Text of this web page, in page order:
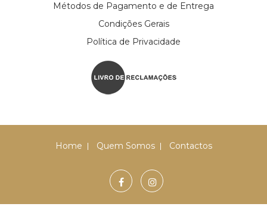
Métodos de Pagamento e de Entrega
Condições Gerais
Política de Privacidade
Home Quem Somos Contactos